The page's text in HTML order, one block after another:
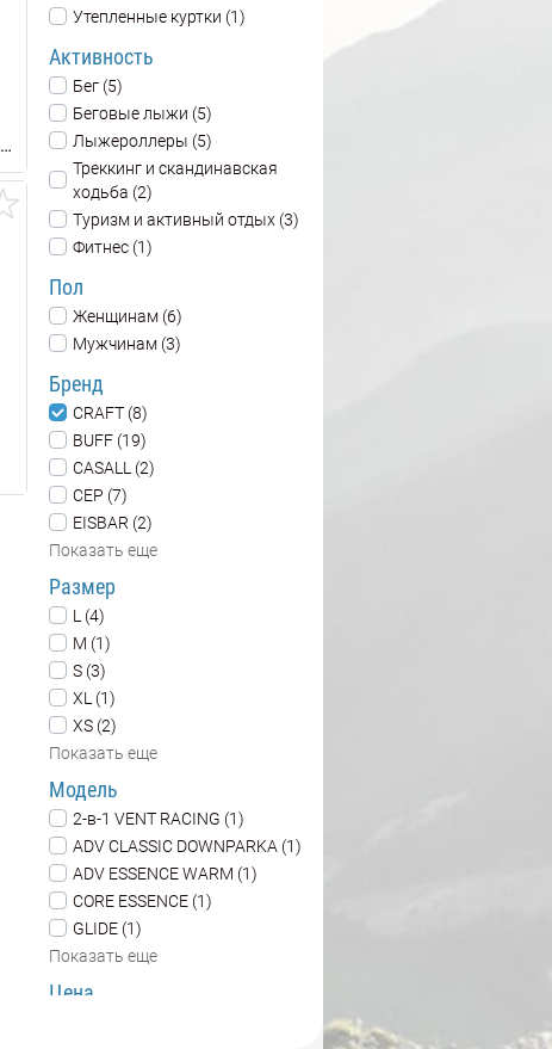
Утепленные куртки (1)
Активность
Бег (5)
Беговые лыжи (5)
Лыжероллеры (5)
Треккинг и скандинавская
ходьба (2)
Туризм и активный отдых (3)
Фитнес (1)
Пол
Женщинам (6)
Мужчинам (3)
Бренд
CRAFT (8)
BUFF (19)
CASALL (2)
CEP (7)
EISBAR (2)
Показать еще
Размер
L (4)
M (1)
S (3)
XL (1)
XS (2)
Показать еще
Модель
2-в-1 VENT RACING (1)
ADV CLASSIC DOWNPARKA (1)
ADV ESSENCE WARM (1)
CORE ESSENCE (1)
GLIDE (1)
Показать еще
Цена